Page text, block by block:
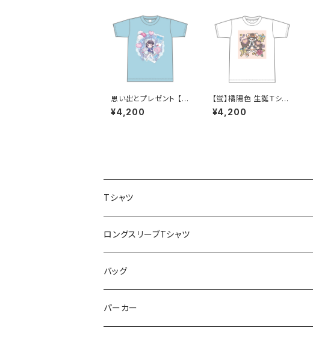
思い出とプレゼント 【天
羽あい】 生誕Ｔシャツ X
XL〜 XXXLサイズ
¥4,200
【蛍】橘陽色 生誕Ｔシャ
ツ XXL〜XXXLサイズ
¥4,200
Tシャツ
スポポポポニー
花いろは
Milky✳︎Sphene
ロングスリーブTシャツ
HIGH HIGH BEAM
Milky✳︎Sphene
バッグ
サコッシュ
パーカー